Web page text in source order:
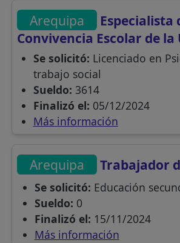
Arequipa
Especialista
Convivencia Escolar de la
Se solicitó: Licenciado en
trabajo social
Sueldo: 3614
Finalizó el: 05/12/2024
Más información
Arequipa Trabajador
Se solicitó: Educación
Sueldo: 0
Finalizó el: 15/11/2024
Más información